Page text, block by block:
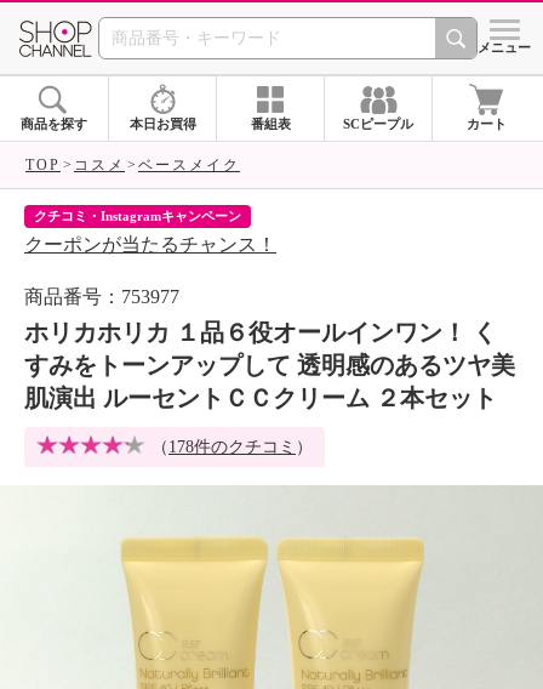
SHOP CHANNEL シメニュー
商品を探す 本日お買得 番組表 SCピープル カート
TOP コスメ ベースメイク
クチコミ・Instagramキャンペーン
クーポンが当たるチャンス！
商品番号：753977
ホリカホリカ １品６役オールインワン！ く
すみをトーンアップして 透明感のあるツヤ美
肌演出 ルーセントＣＣクリーム ２本セット
（ 178件のクチコミ ）